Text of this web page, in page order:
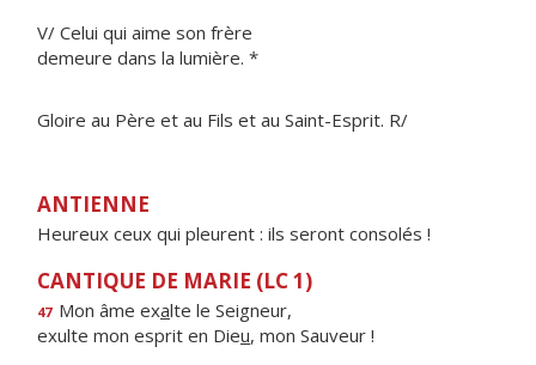
V/ Celui qui aime son frère
demeure dans la lumière. *
Gloire au Père et au Fils et au Saint-Esprit. R/
ANTIENNE
Heureux ceux qui pleurent : ils seront consolés !
CANTIQUE DE MARIE (LC 1)
47 Mon âme exalte le Seigneur,
exulte mon esprit en Dieu, mon Sauveur !